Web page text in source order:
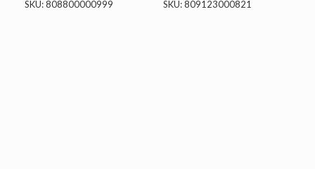
SKU: 808800000999 SKU: 809123000821